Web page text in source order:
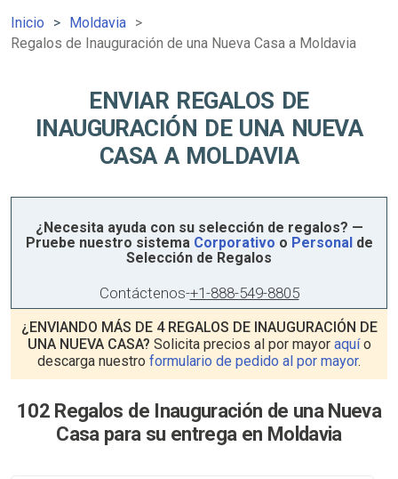
Inicio
Moldavia
Regalos de Inauguración de una Nueva Casa a Moldavia
ENVIAR REGALOS DE
INAUGURACIÓN DE UNA NUEVA
CASA A MOLDAVIA
¿Necesita ayuda con su selección de regalos? —
Pruebe nuestro sistema Corporativo o Personalde
Selección de Regalos
Contáctenos-+1-888-549-8805
¿ENVIANDO MÁS DE 4 REGALOS DE INAUGURACIÓN DE
UNA NUEVA CASA? Solicita precios al por mayor aquío
descarga nuestro formulario de pedido al por mayor.
102 Regalos de Inauguración de una Nueva
Casa para su entrega en Moldavia